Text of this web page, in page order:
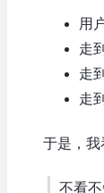
用
走
走
走
于是，我
不看